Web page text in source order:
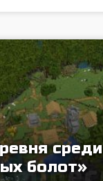
среди
болот»